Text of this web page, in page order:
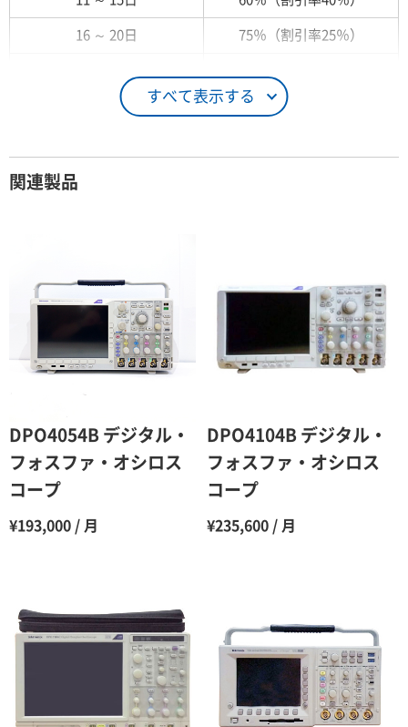
すべて表示する
16 ～ 20日 75％（割引率25％）
26日 ～ 1ヶ月 100％（割引率 0％）
2ヶ月
3ヶ月 80％（割引率20％）
4ヶ月 75％（割引率25％）
7ヶ月 60％（割引率 40％）
55％（割引率45％）
9ヶ月 50％（割引率50％）
12ヶ月 45％（割引率55％）
関連製品
DPO4054B デジタル・
フォスファ・オシロス
コープ
¥193,000 / 月
DPO4104B デジタル・
フォスファ・オシロス
コープ
¥235,600 / 月